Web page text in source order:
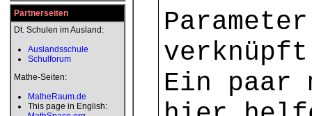
Partnerseiten
Dt. Schulen im Ausland:
Auslandsschule
Schulforum
Mathe-Seiten:
MatheRaum.de
This page in English:
Ein paar